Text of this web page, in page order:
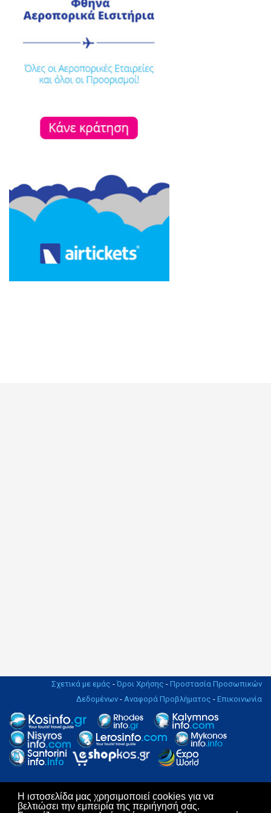
Η ιστοσελίδα μας χρησιμοποιεί cookies για να
βελτιώσει την εμπειρία της περιήγησή σας.
Σχετικά με εμάς - Όροι Χρήσης - Προστασία Προσωπικών
Δεδομένων - Αναφορά Προβλήματος - Επικοινωνία
Copyright © 2004 - 2019. All rights Reserved. | Design & Hosting by